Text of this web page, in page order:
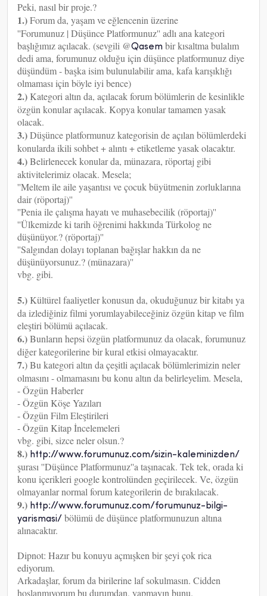
Peki, nasıl bir proje.?
1.)Forum da, yaşam ve eğlencenin üzerine
''Forumunuz | Düşünce Platformunuz'' adlı ana kategori
başlığımız açılacak. (sevgili @Qasem bir kısaltma bulalım
dedi ama, forumunuz olduğu için düşünce platformunuz diye
düşündüm - başka isim bulunulabilir ama, kafa karışıklığı
olmaması için böyle iyi bence)
2.)Kategori altın da, açılacak forum bölümlerin de kesinlikle
özgün konular açılacak. Kopya konular tamamen yasak
olacak.
3.)Düşünce platformunuz kategorisin de açılan bölümlerdeki
konularda ikili sohbet + alıntı + etiketleme yasak olacaktır.
4.)Belirlenecek konular da, münazara, röportaj gibi
aktivitelerimiz olacak. Mesela;
''Meltem ile aile yaşantısı ve çocuk büyütmenin zorluklarına
dair (röportaj)''
''Penia ile çalışma hayatı ve muhasebecilik (röportaj)''
''Ülkemizde ki tarih öğrenimi hakkında Türkolog ne
düşünüyor.? (röportaj)''
''Salgından dolayı toplanan bağışlar hakkın da ne
düşünüyorsunuz.? (münazara)''
vbg. gibi.
5.)Kültürel faaliyetler konusun da, okuduğunuz bir kitabı ya
da izlediğiniz filmi yorumlayabileceğiniz özgün kitap ve film
eleştiri bölümü açılacak.
6.)Bunların hepsi özgün platformunuz da olacak, forumunuz
diğer kategorilerine bir kural etkisi olmayacaktır.
7.) Bu kategori altın da çeşitli açılacak bölümlerimizin neler
olmasını - olmamasını bu konu altın da belirleyelim. Mesela,
- Özgün Haberler
- Özgün Köşe Yazıları
- Özgün Film Eleştirileri
- Özgün Kitap İncelemeleri
vbg. gibi, sizce neler olsun.?
8.) http://www.forumunuz.com/sizin-kaleminizden/
şurası ''Düşünce Platformunuz''a taşınacak. Tek tek, orada ki
konu içerikleri google kontrolünden geçirilecek. Ve, özgün
olmayanlar normal forum kategorilerin de bırakılacak.
9.) http://www.forumunuz.com/forumunuz-bilgi-
yarismasi/ bölümü de düşünce platformunuzun altına
alınacaktır.
Dipnot: Hazır bu konuyu açmışken bir şeyi çok rica
ediyorum.
Arkadaşlar, forum da birilerine laf sokulmasın. Cidden
hoşlanmıyorum bu durumdan, yapmayın bunu.